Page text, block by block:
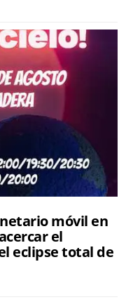
móvil en
el
eclipse total de